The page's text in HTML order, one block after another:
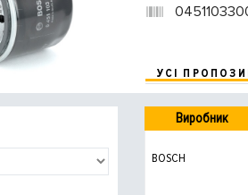
УСІ
Виробник
BOSCH